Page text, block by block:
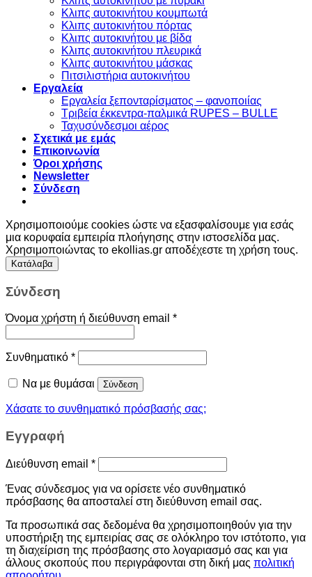
Kλιπς αυτοκινήτου κουμπωτά
Κλιπς αυτοκινήτου πόρτας
Κλιπς αυτοκινήτου με βίδα
Kλιπς αυτοκινήτου πλευρικά
Kλιπς αυτοκινήτου μάσκας
Πιτσιλιστήρια αυτοκινήτου
Εργαλεία
Εργαλεία ξεπονταρίσματος – φανοποιίας
Τριβεία έκκεντρα-παλμικά RUPES – BULLE
Ταχυσύνδεσμοι αέρος
Σχετικά με εμάς
Επικοινωνία
Όροι χρήσης
Newsletter
Σύνδεση
Χρησιμοποιούμε cookies ώστε να εξασφαλίσουμε για εσάς
μια κορυφαία εμπειρία πλοήγησης στην ιστοσελίδα μας.
Χρησιμοποιώντας το ekollias.gr αποδέχεστε τη χρήση τους.
Κατάλαβα
Σύνδεση
Όνομα χρήστη ή διεύθυνση email *
Συνθηματικό *
Να με θυμάσαι Σύνδεση
Χάσατε το συνθηματικό πρόσβασής σας;
Εγγραφή
Διεύθυνση email *
Ένας σύνδεσμος για να ορίσετε νέο συνθηματικό
πρόσβασης θα αποσταλεί στη διεύθυνση email σας.
Τα προσωπικά σας δεδομένα θα χρησιμοποιηθούν για την
υποστήριξη της εμπειρίας σας σε ολόκληρο τον ιστότοπο, για
τη διαχείριση της πρόσβασης στο λογαριασμό σας και για
άλλους σκοπούς που περιγράφονται στη δική μας πολιτική